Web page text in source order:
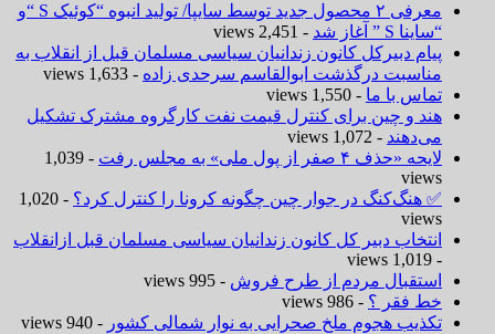
معرفی ۲ محصول جدید توسط سایپا/ تولید انبوه “کوئیک S “و
“ساینا S ” آغاز شد
- 2,451 views
پیام دبیرکل کانون زندانیان سیاسی مسلمان قبل از انقلاب به
مناسبت درگذشت ابوالقاسم سرحدی زاده - 1,633 views
تماس با ما - 1,550 views
هند و چین برای کنترل قیمت نفت کارگروه مشترک تشکیل
می‌دهند - 1,072 views
لایحه «حذف ۴ صفر از پول ملی» به مجلس رفت
- 1,039
views
✅ هنگ‌کنگ در جوار چین چگونه کرونا را کنترل کرد؟
- 1,020
views
انتخاب دبیر کل کانون زندانیان سیاسی مسلمان قبل ازانقلاب
- 1,019 views
استقبال مردم از طرح فروش - 995 views
خط فقر ؟ - 986 views
تکذیب هجوم ملخ صحرایی به نوار شمالی کشور - 940 views